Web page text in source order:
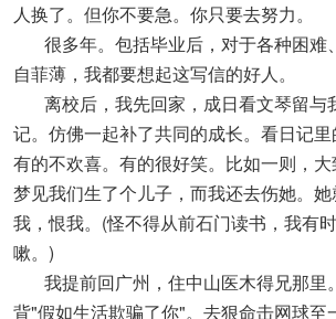
人换了。但你不要急。你只要去努力。
很多年。包括毕业后，对于各种困难
自菲薄，我都要想起这写信的好人。
离校后，我先回家，成日看文琴留与
记。仿佛一起补了共同的成长。看日记里
有的不欢喜。有的很好笑。比如一则，
梦见我们生了个儿子，而我还去伤她。
我，恨我。(怪不得从前石门读书，我有
嗽。)
我提前回广州，住中山医木得兄那里
背"假如生活欺骗了你"。去狠命击网球至